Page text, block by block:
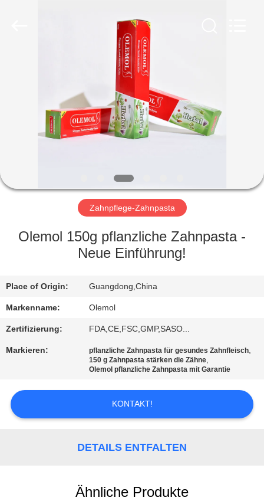
PRODUKTE
VIDEOS
ÜBER
UNS
FABRIK-
AUSFLUG
QUALITÄTSKONTROLLE
TRETEN
SIE
IN
VERBINDUNG
Zahnpflege-Zahnpasta
Olemol 150g pflanzliche Zahnpasta -
Neue Einführung!
Place of Origin: Guangdong,China
Markenname: Olemol
Zertifizierung: FDA,CE,FSC,GMP,SASO...
Markieren: pflanzliche Zahnpasta für gesundes Zahnfleisch,
150 g Zahnpasta stärken die Zähne,
Olemol pflanzliche Zahnpasta mit Garantie
KONTAKT!
DETAILS ENTFALTEN
Ähnliche Produkte